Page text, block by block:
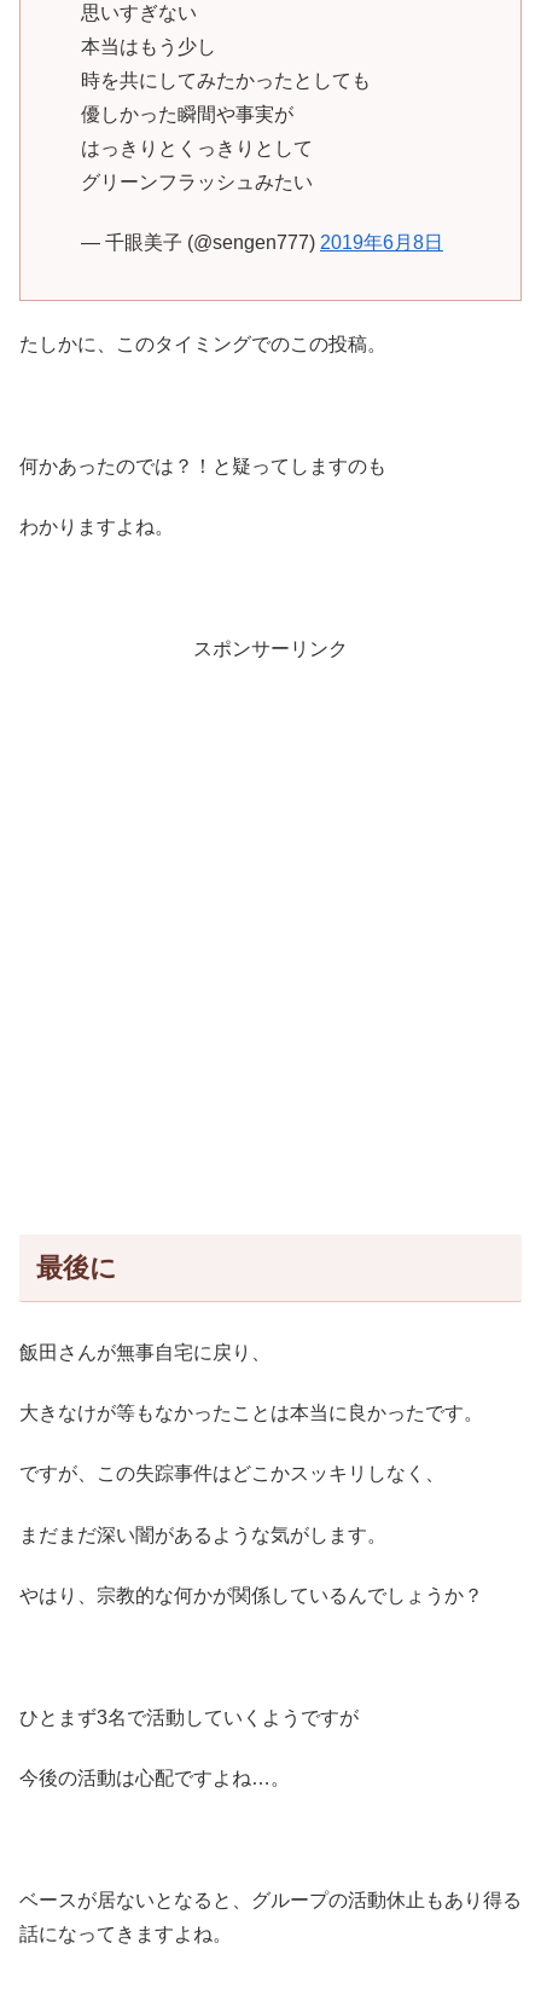
思いすぎない
本当はもう少し
時を共にしてみたかったとしても
優しかった瞬間や事実が
はっきりとくっきりとして
グリーンフラッシュみたい
— 千眼美子 (@sengen777) 2019年6月8日
たしかに、このタイミングでのこの投稿。
何かあったのでは？！と疑ってしますのも
わかりますよね。
スポンサーリンク
最後に
飯田さんが無事自宅に戻り、
大きなけが等もなかったことは本当に良かったです。
ですが、この失踪事件はどこかスッキリしなく、
まだまだ深い闇があるような気がします。
やはり、宗教的な何かが関係しているんでしょうか？
ひとまず3名で活動していくようですが
今後の活動は心配ですよね…。
ベースが居ないとなると、グループの活動休止もあり得る
話になってきますよね。